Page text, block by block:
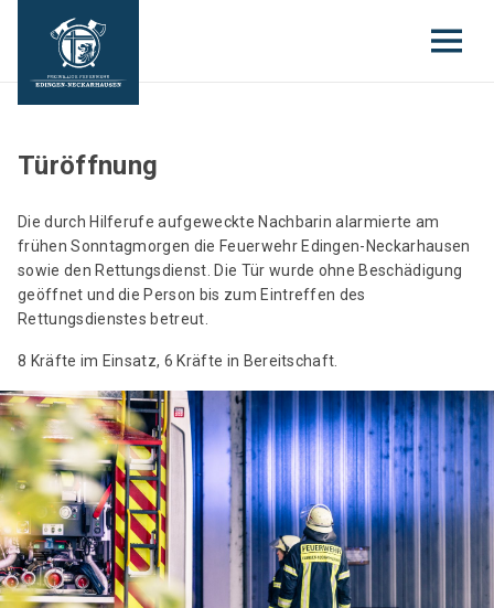
Türöffnung
Die durch Hilferufe aufgeweckte Nachbarin alarmierte am
frühen Sonntagmorgen die Feuerwehr Edingen-Neckarhausen
sowie den Rettungsdienst. Die Tür wurde ohne Beschädigung
geöffnet und die Person bis zum Eintreffen des
Rettungsdienstes betreut.
8 Kräfte im Einsatz, 6 Kräfte in Bereitschaft.